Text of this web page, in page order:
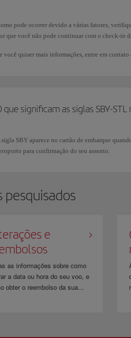
pode ocorrer devido a várias fatores,
que você não pode continuar com o check-in
você quiser mais informações, entre em
que significam as siglas SBY-
sigla SBY aparece no cartão de embarque
para confirmação do seu assento.
pesquisados
e
as informações sobre como
a data ou hora do seu voo, e
obter o reembolso da sua...